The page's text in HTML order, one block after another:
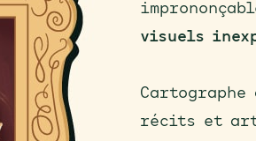
visuels
récits et